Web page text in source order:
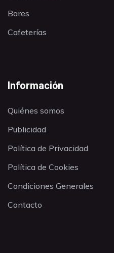
Bares
Cafeterías
Información
Quiénes somos
Publicidad
Política de Privacidad
Política de Cookies
Condiciones Generales
Contacto